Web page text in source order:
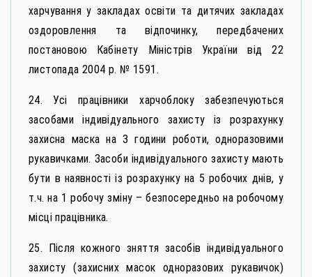
харчування у закладах освіти та дитячих закладах
оздоровлення та відпочинку, передбачених
постановою Кабінету Міністрів України від 22
листопада 2004 р. № 1591.
24. Усі працівники харчоблоку забезпечуються
засобами індивідуального захисту із розрахунку
захисна маска на 3 години роботи, одноразовими
рукавичками. Засоби індивідуального захисту мають
бути в наявності із розрахунку на 5 робочих днів, у
т.ч. на 1 робочу зміну – безпосередньо на робочому
місці працівника.
25. Після кожного зняття засобів індивідуального
захисту (захисних масок одноразових рукавичок)